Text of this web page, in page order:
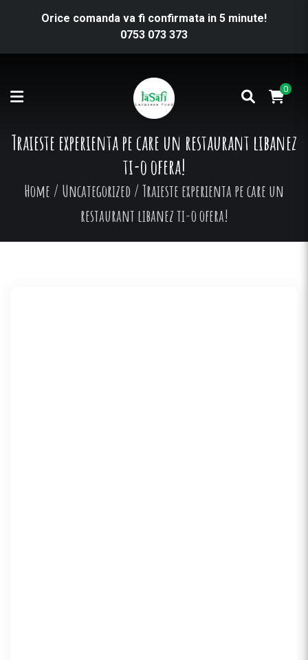
Orice comanda va fi confirmata in 5 minute!
0753 073 373
0
Traieste experienta pe care un restaurant libanez
ti-o ofera!
Home / Uncategorized / Traieste experienta pe care un
restaurant libanez ti-o ofera!